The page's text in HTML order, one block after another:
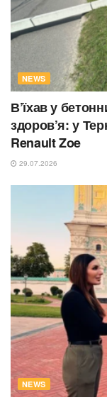
NEWS
В’їхав у
здоров’я: у
Renault Zoe
29.07.2026
NEWS